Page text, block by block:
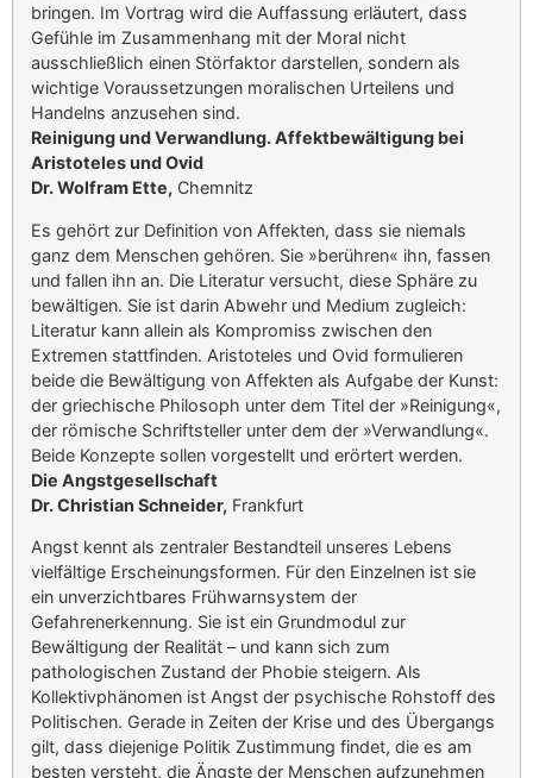
bringen. Im Vortrag wird die Auffassung erläutert, dass
Gefühle im Zusammenhang mit der Moral nicht
ausschließlich einen Störfaktor darstellen, sondern als
wichtige Voraussetzungen moralischen Urteilens und
Handelns anzusehen sind.
Reinigung und Verwandlung. Affektbewältigung bei
Aristoteles und Ovid
Dr. Wolfram Ette, Chemnitz
Es gehört zur Definition von Affekten, dass sie niemals
ganz dem Menschen gehören. Sie »berühren« ihn, fassen
und fallen ihn an. Die Literatur versucht, diese Sphäre zu
bewältigen. Sie ist darin Abwehr und Medium zugleich:
Literatur kann allein als Kompromiss zwischen den
Extremen stattfinden. Aristoteles und Ovid formulieren
beide die Bewältigung von Affekten als Aufgabe der Kunst:
der griechische Philosoph unter dem Titel der »Reinigung«,
der römische Schriftsteller unter dem der »Verwandlung«.
Beide Konzepte sollen vorgestellt und erörtert werden.
Die Angstgesellschaft
Dr. Christian Schneider, Frankfurt
Angst kennt als zentraler Bestandteil unseres Lebens
vielfältige Erscheinungsformen. Für den Einzelnen ist sie
ein unverzichtbares Frühwarnsystem der
Gefahrenerkennung. Sie ist ein Grundmodul zur
Bewältigung der Realität – und kann sich zum
pathologischen Zustand der Phobie steigern. Als
Kollektivphänomen ist Angst der psychische Rohstoff des
Politischen. Gerade in Zeiten der Krise und des Übergangs
gilt, dass diejenige Politik Zustimmung findet, die es am
besten versteht, die Ängste der Menschen aufzunehmen